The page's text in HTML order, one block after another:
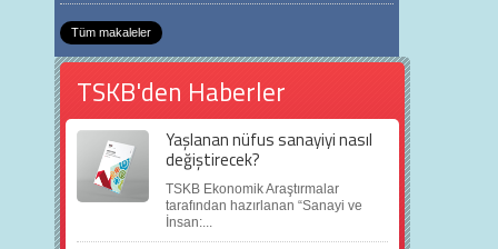
Tüm makaleler
TSKB'den Haberler
Yaşlanan nüfus sanayiyi nasıl
değiştirecek?
TSKB Ekonomik Araştırmalar
tarafından hazırlanan “Sanayi ve
İnsan:...